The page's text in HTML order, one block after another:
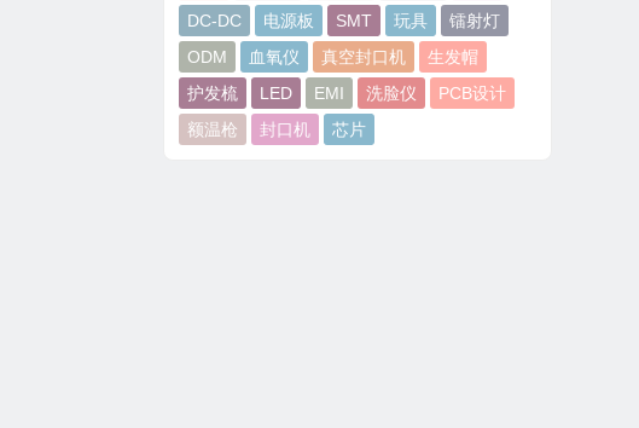
DC-DC
电源板 SMT 玩具
镭射灯
ODM
血氧仪 真空封口机
生发帽
护发梳
LED EMI 洗脸仪
PCB设计
额温枪
封口机 芯片